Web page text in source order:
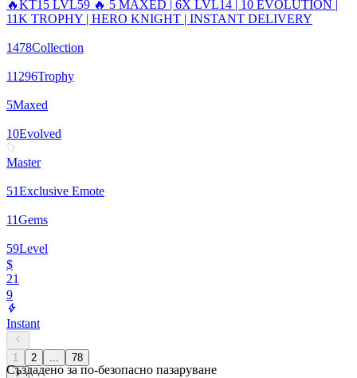
🔥KT15 LVL59 🔥 5 MAXED | 6X LVL14 | 10 EVOLUTION |
11K TROPHY | HERO KNIGHT | INSTANT DELIVERY
1478Collection
11296Trophy
5Maxed
10Evolved
Master
51Exclusive Emote
11Gems
59Level
$
21
9
Instant
1 2 78
Създадено за по-безопасно пазаруване